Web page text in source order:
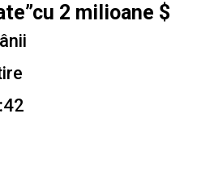
2 milioane $